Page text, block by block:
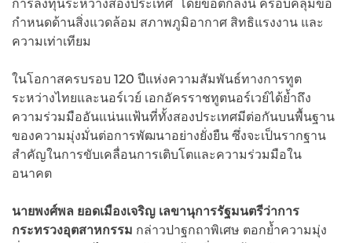
การลงทุนระหว่างสองประเทศ โดยข้อตกลงนี้ ครอบคลุมข้อ
กำหนดด้านสิ่งแวดล้อม สภาพภูมิอากาศ สิทธิแรงงาน และ
ความเท่าเทียม
ในโอกาสครบรอบ 120 ปีแห่งความสัมพันธ์ทางการทูต
ระหว่างไทยและนอร์เวย์ เอกอัครราชทูตนอร์เวย์ได้ย้ำถึง
ความร่วมมืออันแน่นแฟ้นที่ทั้งสองประเทศมีต่อกันบนพื้นฐาน
ของความมุ่งมั่นต่อการพัฒนาอย่างยั่งยืน ซึ่งจะเป็นรากฐาน
สำคัญในการขับเคลื่อนการเติบโตและความร่วมมือใน
อนาคต
นายพงศ์พล ยอดเมืองเจริญ เลขานุการรัฐมนตรีว่าการ
กระทรวงอุตสาหกรรม กล่าวปาฐกถาพิเศษ ตอกย้ำความมุ่ง